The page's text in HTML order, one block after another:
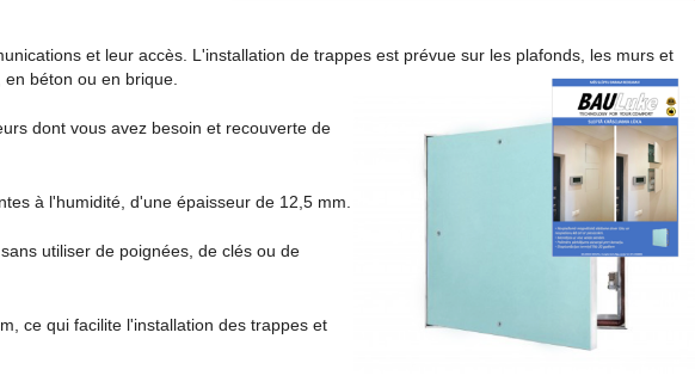
et leur accès. L'installation de trappes est prévue sur les plafonds, les murs et
béton ou en brique.
dont vous avez besoin et recouverte de
à l'humidité, d'une épaisseur de 12,5 mm.
utiliser de poignées, de clés ou de
ce qui facilite l'installation des trappes et